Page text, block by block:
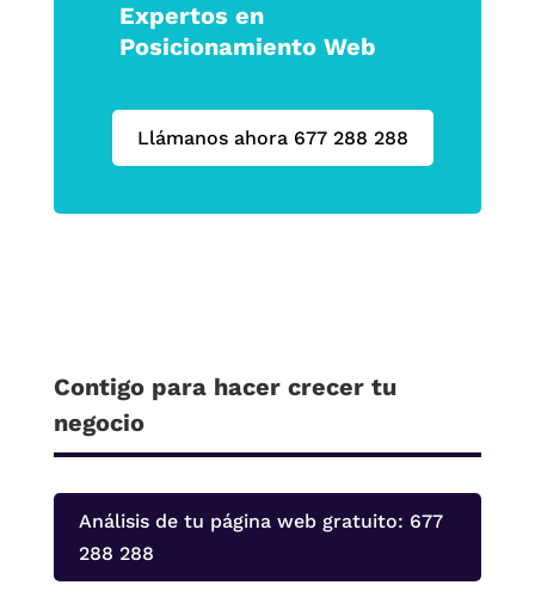
Expertos en
Posicionamiento Web
Llámanos ahora 677 288 288
Contigo para hacer crecer tu
negocio
Análisis de tu página web gratuito: 677
288 288